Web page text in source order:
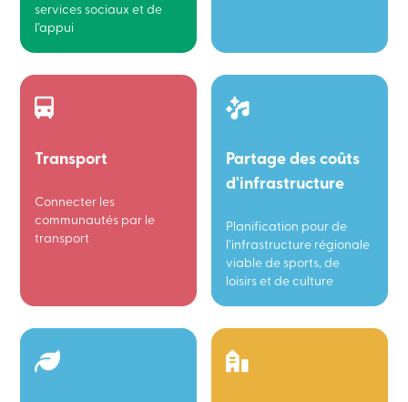
services sociaux et de
l’appui
Transport
Connecter les
communautés par le
transport
Partage des coûts
d'infrastructure
Planification pour de
l’infrastructure régionale
viable de sports, de
loisirs et de culture